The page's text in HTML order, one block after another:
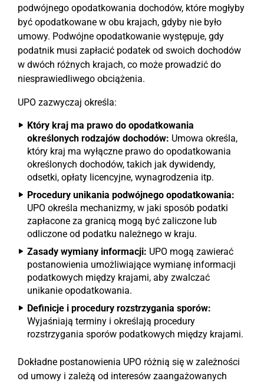
podwójnego opodatkowania dochodów, które mogłyby
być opodatkowane w obu krajach, gdyby nie było
umowy. Podwójne opodatkowanie występuje, gdy
podatnik musi zapłacić podatek od swoich dochodów
w dwóch różnych krajach, co może prowadzić do
niesprawiedliwego obciążenia.
UPO zazwyczaj określa:
Który kraj ma prawo do opodatkowania
określonych rodzajów dochodów: Umowa określa,
który kraj ma wyłączne prawo do opodatkowania
określonych dochodów, takich jak dywidendy,
odsetki, opłaty licencyjne, wynagrodzenia itp.
Procedury unikania podwójnego opodatkowania:
UPO określa mechanizmy, w jaki sposób podatki
zapłacone za granicą mogą być zaliczone lub
odliczone od podatku należnego w kraju.
Zasady wymiany informacji: UPO mogą zawierać
postanowienia umożliwiające wymianę informacji
podatkowych między krajami, aby zwalczać
unikanie opodatkowania.
Definicje i procedury rozstrzygania sporów:
Wyjaśniają terminy i określają procedury
rozstrzygania sporów podatkowych między krajami.
Dokładne postanowienia UPO różnią się w zależności
od umowy i zależą od interesów zaangażowanych